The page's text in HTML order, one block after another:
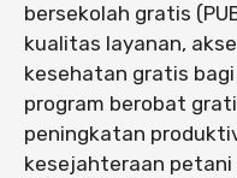
bersekolah gratis
kualitas layanan,
kesehatan gratis
program berobat
peningkatan
kesejahteraan petani